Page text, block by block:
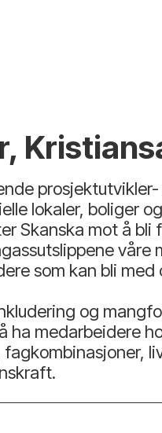
lokaler, boliger
Skanska mot å
som kan bli med
og
ha medarbeidere